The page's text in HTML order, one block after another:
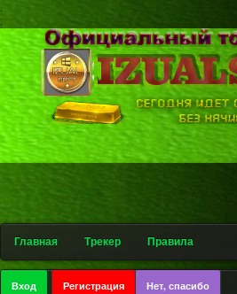
.
.
Главная Трекер Правила
Вход Регистрация Нет, спасибо